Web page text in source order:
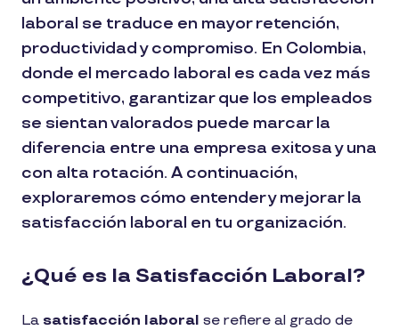
laboral se traduce en mayor retención,
productividad y compromiso. En Colombia,
donde el mercado laboral es cada vez más
competitivo, garantizar que los empleados
se sientan valorados puede marcar la
diferencia entre una empresa exitosa y una
con alta rotación. A continuación,
exploraremos cómo entender y mejorar la
satisfacción laboral en tu organización.
¿Qué es la Satisfacción Laboral?
La satisfacción laboral se refiere al grado de